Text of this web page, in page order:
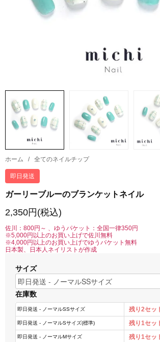
ホーム / 全てのネイルチップ
即日発送
ガーリーブルーのブランケットネイル
2,350円(税込)
佐川：800円～ 、ゆうパケット：全国一律350円
※5,000円以上のお買い上げで佐川無料
※4,000円以上のお買い上げでゆうパケット無料
日本製、日本人ネイリストが作成
サイズ
在庫数